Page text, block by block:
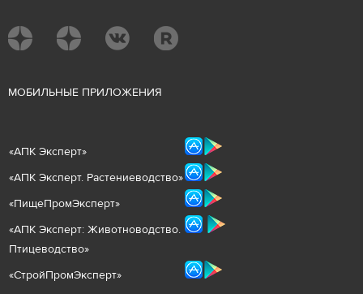
МОБИЛЬНЫЕ ПРИЛОЖЕНИЯ
«АПК Эксперт»
«АПК Эксперт. Растениеводство»
«ПищеПромЭксперт»
«АПК Эксперт: Животноводство.
Птицеводство»
«СтройПромЭксперт»